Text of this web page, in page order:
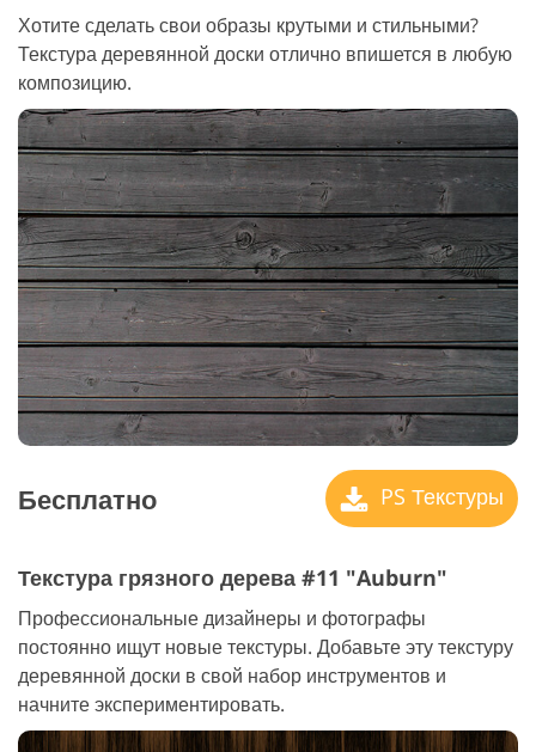
Хотите сделать свои образы крутыми и стильными?
Текстура деревянной доски отлично впишется в любую
композицию.
Бесплатно PS Текстуры
Текстура грязного дерева #11 "Auburn"
Профессиональные дизайнеры и фотографы
постоянно ищут новые текстуры. Добавьте эту текстуру
деревянной доски в свой набор инструментов и
начните экспериментировать.